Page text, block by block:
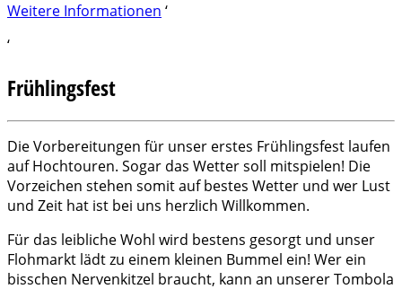
Weitere Informationen ‘
‘
Frühlingsfest
Die Vorbereitungen für unser erstes Frühlingsfest laufen
auf Hochtouren. Sogar das Wetter soll mitspielen! Die
Vorzeichen stehen somit auf bestes Wetter und wer Lust
und Zeit hat ist bei uns herzlich Willkommen.
Für das leibliche Wohl wird bestens gesorgt und unser
Flohmarkt lädt zu einem kleinen Bummel ein! Wer ein
bisschen Nervenkitzel braucht, kann an unserer Tombola